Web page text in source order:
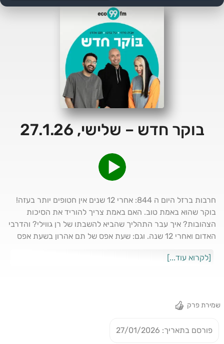
בוקר חדש – שלישי, 27.1.26
חרבות ברזל היום ה 844: אחרי 12 שנים אין חטופים יותר בעזה!
בוקר שהוא באמת טוב. האם באמת צריך להוריד את הסיכות
הצהובות? איך עבר התהליך שהביא להשבתו של רן גווילי? והדרבי
האדום ואחרי 12 שנה. וגם: שעת אפס של תם אהרון בשעת אפס
נותן לכם- מהדורת יום שלישי.
[לקרוא עוד...]
שמירת פרק
פורסם בתאריך: 27/01/2026